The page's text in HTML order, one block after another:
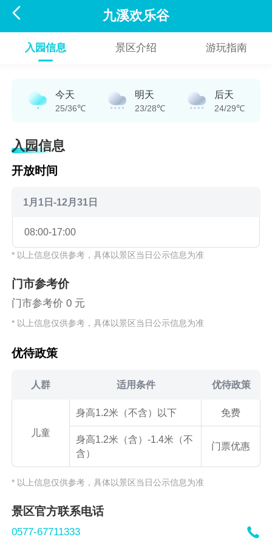
 九溪欢乐谷
入园信息 景区介绍 游玩指南
今天
25/36℃
明天
23/28℃
后天
24/29℃
入园信息
开放时间
1月1日-12月31日
08:00-17:00
* 以上信息仅供参考，具体以景区当日公示信息为准
门市参考价
门市参考价 0 元
* 以上信息仅供参考，具体以景区当日公示信息为准
优待政策
人群 适用条件 优待政策
儿童
身高1.2米（不含）以下 免费
身高1.2米（含）-1.4米（不
含）
门票优惠
* 以上信息仅供参考，具体以景区当日公示信息为准
景区官方联系电话
0577-67711333 